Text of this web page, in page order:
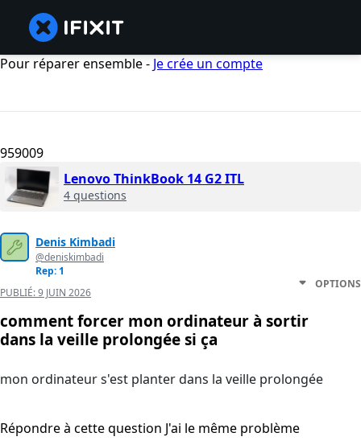
Pour réparer ensemble - Je crée un compte
959009
Lenovo ThinkBook 14 G2 ITL
4 questions
Denis Kimbadi
@deniskimbadi
Rep: 1
PUBLIÉ:9 JUIN 2026
OPTIONS
comment forcer mon ordinateur à sortir
dans la veille prolongée si ça
mon ordinateur s'est planter dans la veille prolongée
Répondre à cette question J'ai le même problème